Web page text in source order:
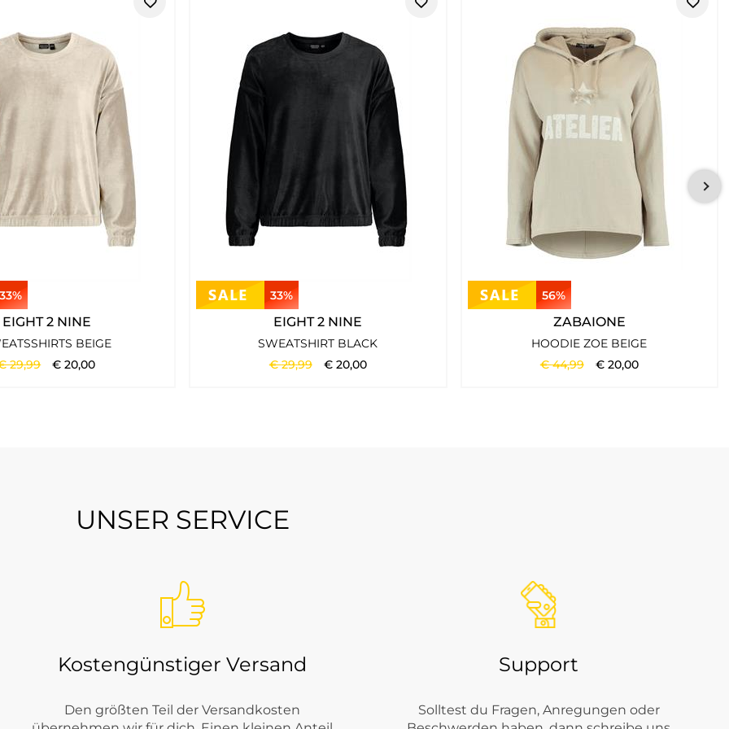
Tommy Hilfiger
bringt einen unverwechselbaren Stil mit, der sich im Alltag leicht kombinieren lässt. Typisch ist eine Mischung
und einem gepflegten Markenauftritt. So entstehen Looks, die zu Freizeit, Stadt, Reise, Büro-Casual und vielen entspannten
eine klare, angezogene Wirkung behalten. Besonders gut funktionieren Kombinationen aus ,
mit sportlich-eleganter Casual-Wirkung. Je nach Saison findest du Styles für Freizeit, Alltag, Reise, Stadt und gepflegte
die ohne viel Aufwand ein klares Outfit ergeben.
33%
EIGHT 2 NINE
BEIGE
29,99 €20,00
33%
EIGHT 2 NINE
SWEATSHIRT BLACK
€29,99 € 20,00
56%
ZABAIONE
HOODIE ZOE BEIGE
€44,99 € 20,00
UNSER SERVICE
Kostengünstiger Versand
Den größten Teil der Versandkosten
Support
Solltest du Fragen, Anregungen oder